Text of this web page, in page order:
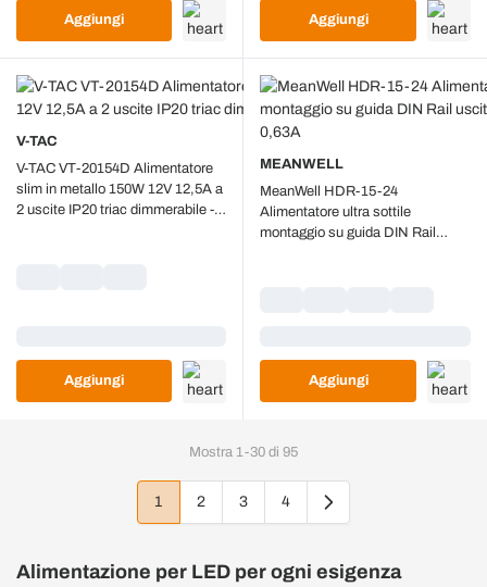
Aggiungi Aggiungi
V-TAC
V-TAC VT-20154D Alimentatore
slim in metallo 150W 12V 12,5A a
2 uscite IP20 triac dimmerabile -
Aggiungi
MEANWELL
MeanWell HDR-15-24
Alimentatore ultra sottile
montaggio su guida DIN Rail
Aggiungi
Mostra 1 -30 di 95
Attualmente stai leggendo la pagina
1
Pagina
2
Pagina
3
Pagina
4
Alimentazione per LED per ogni esigenza